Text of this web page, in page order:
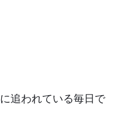
追われている毎日で